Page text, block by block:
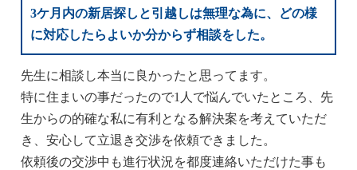
3ケ月内の新居探しと引越しは無理な為に、どの様
に対応したらよいか分からず相談をした。
先生に相談し本当に良かったと思ってます。
特に住まいの事だったので1人で悩んでいたところ、先
生からの的確な私に有利となる解決案を考えていただ
き、安心して立退き交渉を依頼できました。
依頼後の交渉中も進行状況を都度連絡いただけた事も